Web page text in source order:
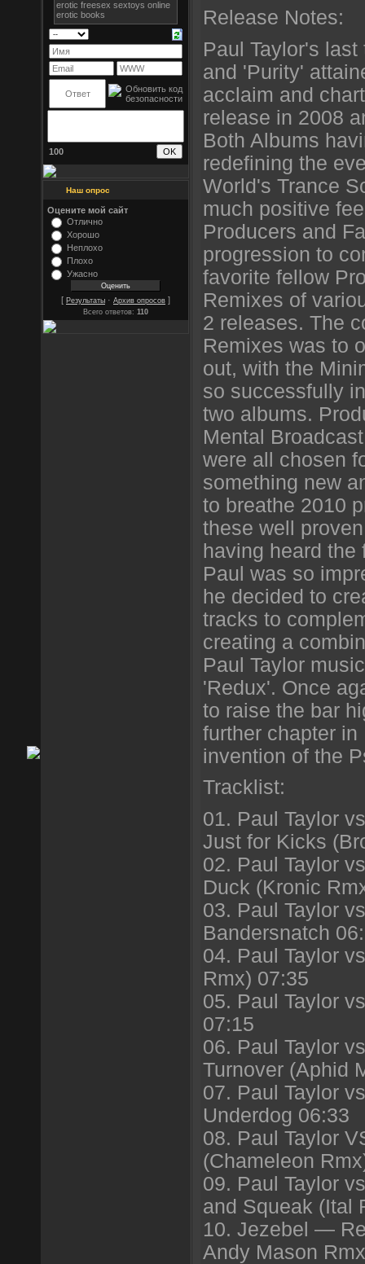
100
Наш опрос
Оцените мой сайт
Отлично
Хорошо
Неплохо
Плохо
Ужасно
[ Результаты · Архив опросов ]
Всего ответов: 110
Release Notes:
Paul Taylor's
and 'Purity'
acclaim and
release in 2008
Both Albums
redefining the
World's Trance
much positive
Producers and
progression to
favorite fellow
Remixes of
2 releases. The
Remixes was to
out, with the
so successfully
two albums.
Mental
were all chosen
something new
to breathe 2010
these well
having heard the
Paul was so
he decided to
tracks to
creating a
Paul Taylor
'Redux'. Once
to raise the bar
further chapter
invention of the
Tracklist:
01. Paul Taylor
Just for Kicks
02. Paul Taylor
Duck (Kronic
03. Paul Taylor
Bandersnatch
04. Paul Taylor
Rmx) 07:35
05. Paul Taylor
07:15
06. Paul Taylor
Turnover (Aphid
07. Paul Taylor
Underdog 06:33
08. Paul Taylor
(Chameleon
09. Paul Taylor
and Squeak (Ital
10. Jezebel —
Andy Mason